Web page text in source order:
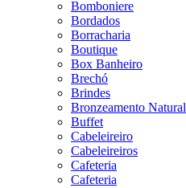
Bomboniere
Bordados
Borracharia
Boutique
Box Banheiro
Brechó
Brindes
Bronzeamento Natural
Buffet
Cabeleireiro
Cabeleireiros
Cafeteria
Cafeteria